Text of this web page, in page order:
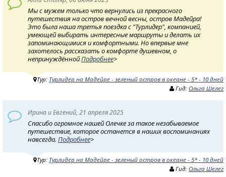
Мы с мужем только что вернулись из прекрасного
путешествия на остров вечной весны, остров Мадейра!
Это была наша третья поездка с "Турлидер", компанией,
умеющей выбирать интересные маршруты и делать их
запоминающимися и комфортными. Но впервые мне
захотелось рассказать о комфорте душевном, о
непринуждённойПодробнее>
Тур: Турлидер на Мадейре - зеленый остров в океане - 5* - 10 дней
Гид: Ольга Шелег
Ирина и Евгений, 21 апреля 2025
Спасибо огромное нашей Олечке за такое незабываемое
путешествие, которое останется в наших воспоминаниях
навсегда. Подробнее>
Тур: Турлидер на Мадейре - зеленый остров в океане - 5* - 10 дней
Гид: Ольга Шелег